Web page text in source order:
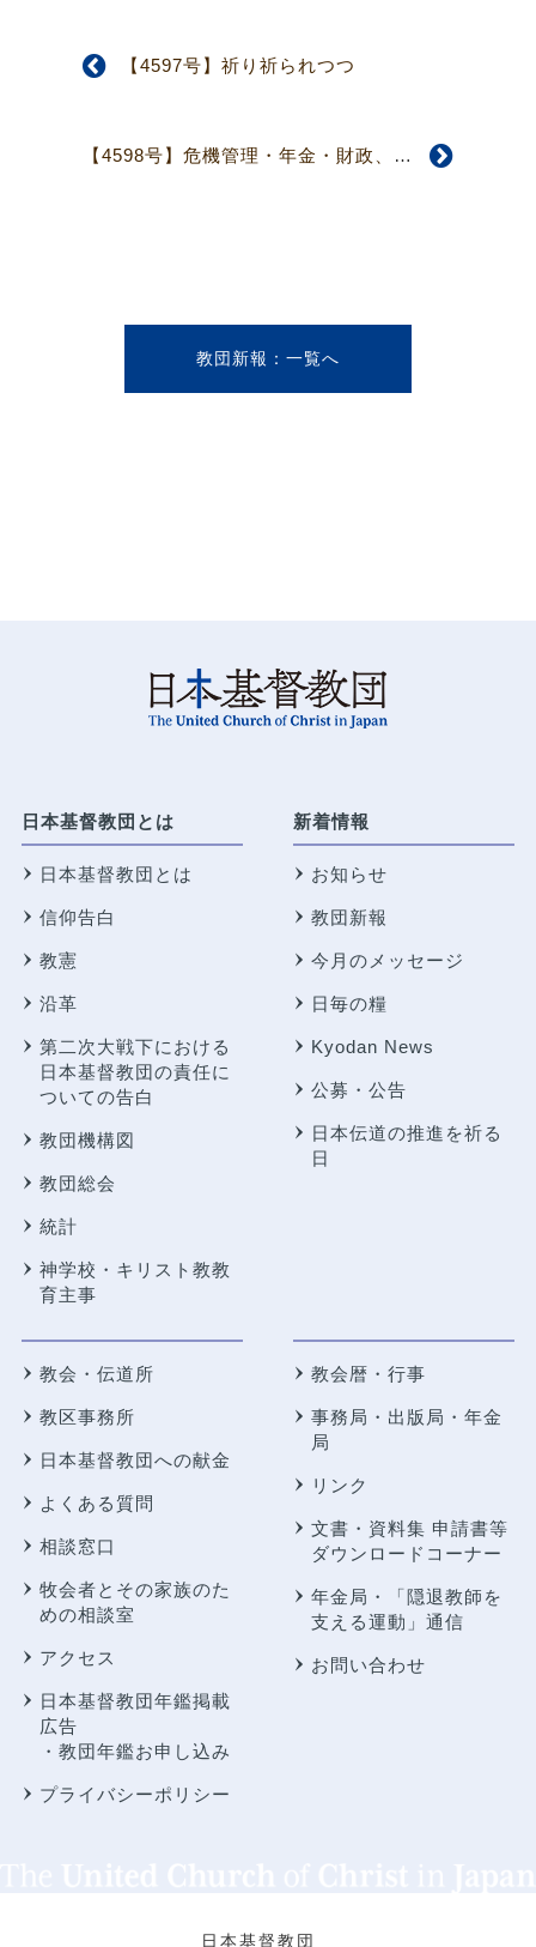
【4597号】祈り祈られつつ
【4598号】危機管理・年金・財政、数多い課題
教団新報
日本基督教団とは
日本基督教団とは
信仰告白
教憲
沿革
第二次大戦下における
日本基督教団の責任に
ついての告白
教団機構図
教団総会
統計
神学校・キリスト教教
育主事
新着情報
お知らせ
教団新報
今月のメッセージ
日毎の糧
Kyodan News
公募・公告
日本伝道の推進を祈る
日
教会・伝道所
教区事務所
日本基督教団への献金
よくある質問
相談窓口
牧会者とその家族のた
めの相談室
アクセス
日本基督教団年鑑掲載
広告
・教団年鑑お申し込み
プライバシーポリシー
教会暦・行事
事務局・出版局・年金
局
リンク
文書・資料集 申請書等
ダウンロードコーナー
年金局・
「隠退教師を
支える運動」通信
お問い合わせ
日本基督教団